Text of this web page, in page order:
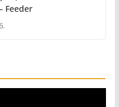
Feeder